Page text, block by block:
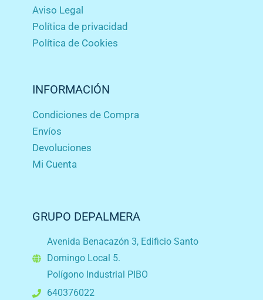
Aviso Legal
Política de privacidad
Política de Cookies
INFORMACIÓN
Condiciones de Compra
Envíos
Devoluciones
Mi Cuenta
GRUPO DEPALMERA
Avenida Benacazón 3, Edificio Santo
Domingo Local 5.
Polígono Industrial PIBO
640376022